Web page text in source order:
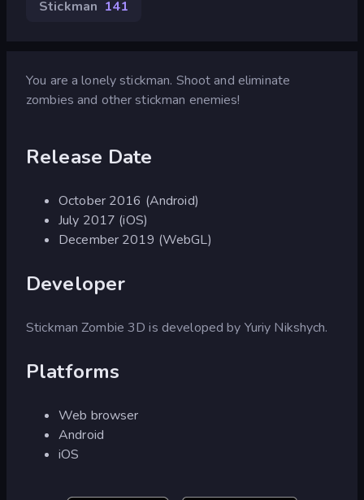
Stickman 141
You are a lonely stickman. Shoot and eliminate
zombies and other stickman enemies!
Release Date
October 2016 (Android)
July 2017 (iOS)
December 2019 (WebGL)
Developer
Stickman Zombie 3D is developed by Yuriy Nikshych.
Platforms
Web browser
Android
iOS